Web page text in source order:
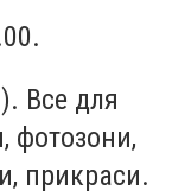
Все для
фотозони,
прикраси.